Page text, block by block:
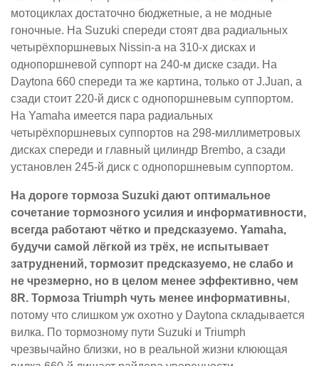
мотоциклах достаточно бюджетные, а не модные
гоночные. На Suzuki спереди стоят два радиальных
четырёхпоршневых Nissin-а на 310-х дисках и
однопоршневой суппорт на 240-м диске сзади. На
Daytona 660 спереди та же картина, только от J.Juan, а
сзади стоит 220-й диск с однопоршневым суппортом.
На Yamaha имеется пара радиальных
четырёхпоршневых суппортов на 298-миллиметровых
дисках спереди и главный цилиндр Brembo, а сзади
установлен 245-й диск с однопоршневым суппортом.
На дороге тормоза Suzuki дают оптимальное
сочетание тормозного усилия и информативности,
всегда работают чётко и предсказуемо. Yamaha,
будучи самой лёгкой из трёх, не испытывает
затруднений, тормозит предсказуемо, не слабо и
не чрезмерно, но в целом менее эффективно, чем
8R. Тормоза Triumph чуть менее информативны,
потому что слишком уж охотно у Daytona складывается
вилка. По тормозному пути Suzuki и Triumph
чрезвычайно близки, но в реальной жизни клюющая